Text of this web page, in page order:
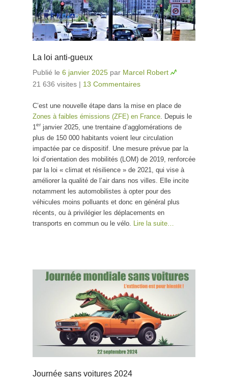
La loi anti-gueux
Publié le 6 janvier 2025 par Marcel Robert
21 636 visites | 13 Commentaires
C’est une nouvelle étape dans la mise en place de
Zones à faibles émissions (ZFE) en France . Depuis le
1erjanvier 2025, une trentaine d’agglomérations de
plus de 150 000 habitants voient leur circulation
impactée par ce dispositif. Une mesure prévue par la
loi d’orientation des mobilités (LOM) de 2019, renforcée
par la loi « climat et résilience » de 2021, qui vise à
améliorer la qualité de l’air dans nos villes. Elle incite
notamment les automobilistes à opter pour des
véhicules moins polluants et donc en général plus
récents, ou à privilégier les déplacements en
transports en commun ou le vélo. Lire la suite…
Journée sans voitures 2024